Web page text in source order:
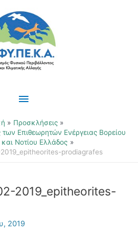
Κύριο
Μενού
Προσκλήσεις
των Επιθεωρητών Ενέργειας Βορείου
Νοτίου Ελλάδος
prodiagrafes
2019_epitheorites-
2019